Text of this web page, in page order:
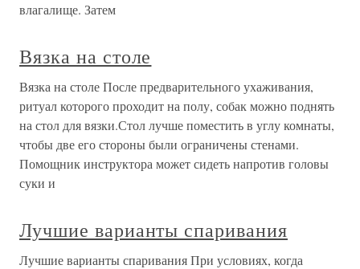
влагалище. Затем
Вязка на столе
Вязка на столе После предварительного ухаживания,
ритуал которого проходит на полу, собак можно поднять
на стол для вязки.Стол лучше поместить в углу комнаты,
чтобы две его стороны были ограничены стенами.
Помощник инструктора может сидеть напротив головы
суки и
Лучшие варианты спаривания
Лучшие варианты спаривания При условиях, когда